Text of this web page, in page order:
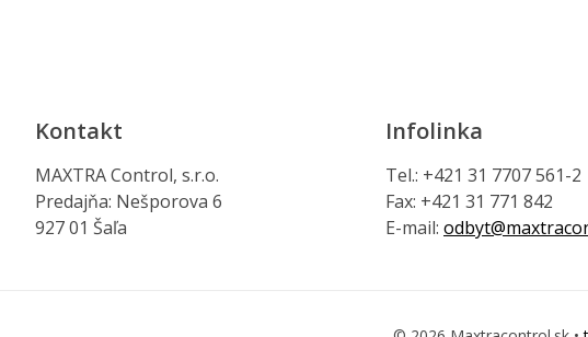
Kontakt
MAXTRA Control, s.r.o.
Predajňa: Nešporova 6
927 01 Šaľa
Infolinka
Tel.: +421 31 7707 561-2
Fax: +421 31 771 842
E-mail: